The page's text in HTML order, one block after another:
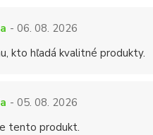
- 06. 08. 2026
kto hľadá kvalitné produkty.
- 05. 08. 2026
tento produkt.